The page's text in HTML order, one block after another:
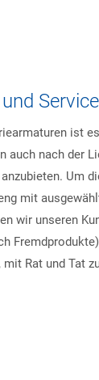
ist
auch nach der
Um
mit
wir unseren
Rat und Tat